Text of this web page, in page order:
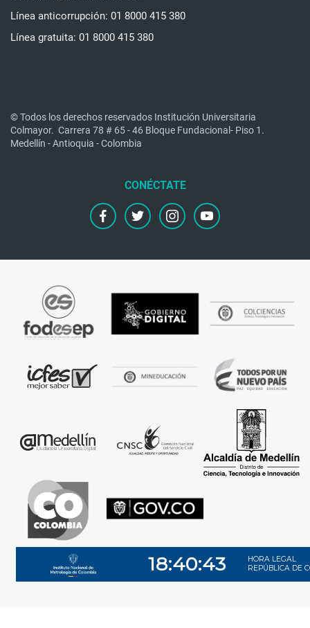
Línea anticorrupción: 01 8000 415 380
Línea gratuita: 01 8000 415 380
© Todos los derechos reservados Institución Universitaria
Colmayor. Carrera 78 # 65 - 46 Bloque Fundacional- Piso 1.
Medellín - Antioquia - Colombia